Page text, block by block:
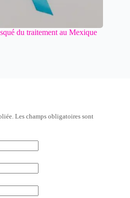
du traitement au Mexique
Les champs obligatoires sont